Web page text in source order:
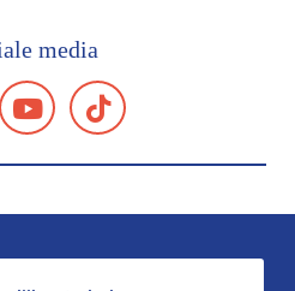
media
GUMgent/gumgent/
linkedin:
https://www.linkedin.com/company/
gents-
youtube:
https://www.youtube.com/